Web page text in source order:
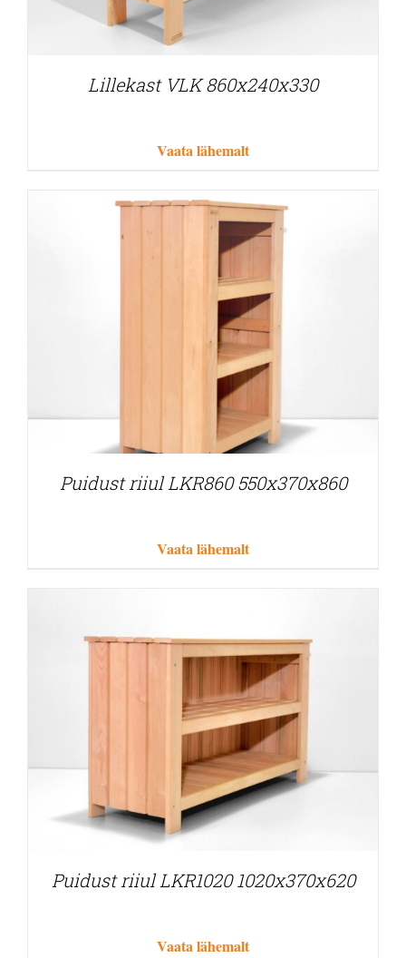
Lillekast VLK 860x240x330
Vaata lähemalt
Puidust riiul LKR860 550x370x860
Vaata lähemalt
Puidust riiul LKR1020 1020x370x620
Vaata lähemalt